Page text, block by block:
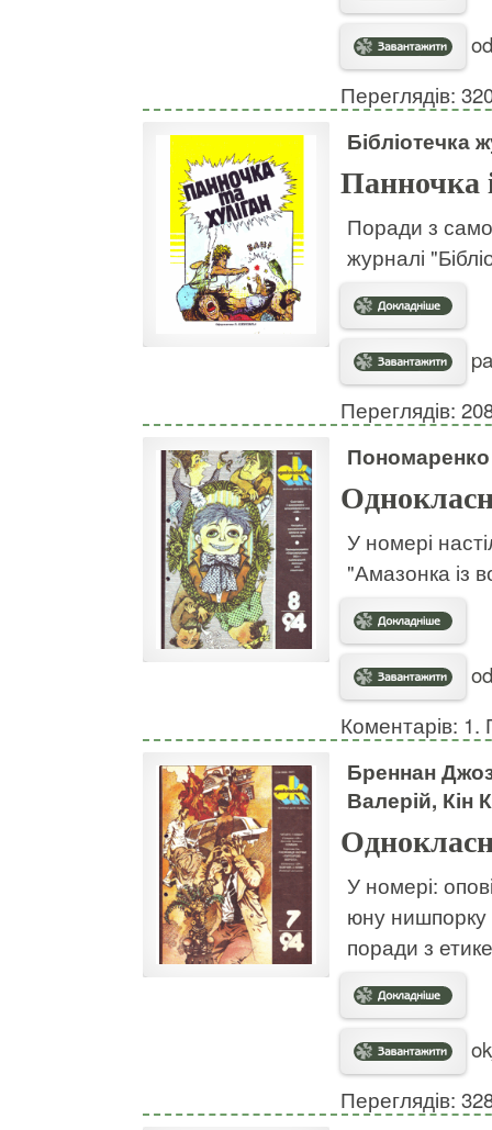
Переглядів:
Бібліотечка
Панночка
Поради з
журналі
Переглядів:
Пономаренко
У номері
"Амазонка із
Коментарів: 1.
Бреннан
Валерій, Кін
У номері:
юну
поради з
Переглядів: